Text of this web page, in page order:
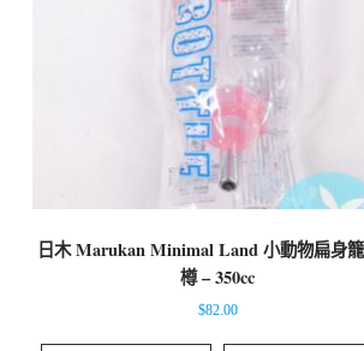
日木 Marukan Minimal Land 小動物扁身
樽 – 350cc
$82.00